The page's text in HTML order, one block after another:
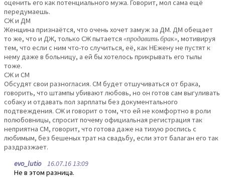
оценить его как потенциального мужа. Говорит, мол сама ещё
передумаешь.
СЖ и ДМ
Женщина признаётся, что очень хочет замуж за ДМ. ДМ обещает
то же, что и ДЖ, только СЖ пытается «продавить брак», мотивируя
тем, что если с ним что-то случиться, её, как НЕжену не пустят к
нему даже в больницу, а ей бы хотелось прикрывать его тылы
тоже.
СЖ и СМ
Обсудят свои разногласия. СМ будет отшучиваться от брака,
говорить, что штампы убивают любовь, но он готов сам выгуливать
собаку и отдавать пол зарплаты без документального
подтвеждения. СЖ и говорит о том, что ей не комфортно в роли
полюбовницы, спросит почему официальная регистрация так
неприятна СМ, говорит, что готова даже на тихую роспись с
любимым, без бешеных трат на свадьбу, если этот балаган его так
раздразжает.
evo_lutio16.07.16 13:09
Не в этом разница.